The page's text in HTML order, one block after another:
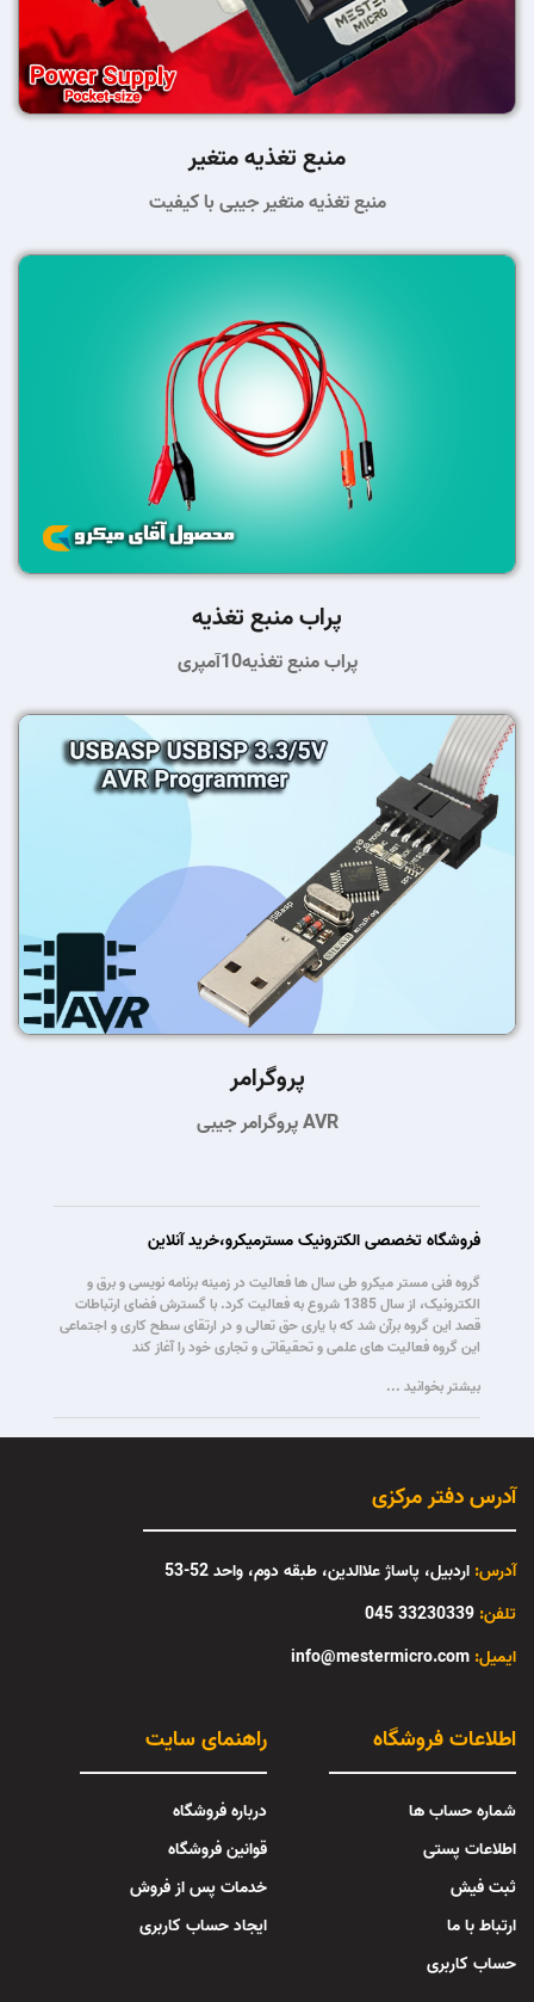
منبع تغذیه متغیر
منبع تغذیه متغیر جیبی با کیفیت
پراب منبع تغذیه
پراب منبع تغذیه10آمپری
پروگرامر
پروگرامر جیبی AVR
فروشگاه تخصصی الکترونیک مسترمیکرو،خرید آنلاین
گروه فنی مستر میکرو طی سال ها فعالیت در زمینه برنامه نویسی و برق و
الکترونیک، از سال 1385 شروع به فعالیت کرد. با گسترش فضای ارتباطات
قصد این گروه برآن شد که با یاری حق تعالی و در ارتقای سطح کاری و اجتماعی
این گروه فعالیت های علمی و تحقیقاتی و تجاری خود را آغاز کند
بیشتر بخوانید ...
آدرس دفتر مرکزی
آدرس: اردبیل، پاساژ علاالدین، طبقه دوم، واحد 52-53
تلفن: 33230339 045
info@mestermicro.com :ایمیل
راهنمای سایت
درباره فروشگاه
قوانین فروشگاه
خدمات پس از فروش
ایجاد حساب کاربری
اطلاعات فروشگاه
شماره حساب ها
اطلاعات پستی
ثبت فیش
ارتباط با ما
حساب کاربری